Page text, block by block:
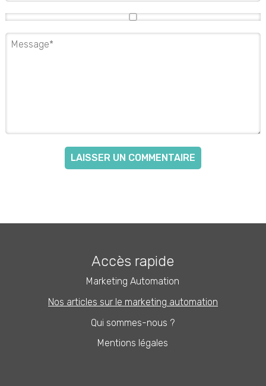
Accès rapide
Marketing Automation
Nos articles sur le marketing automation
Qui sommes-nous ?
Mentions légales